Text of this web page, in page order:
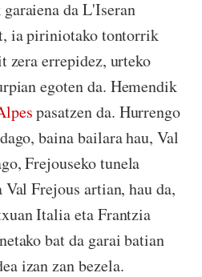
da L'Iseran
ia piriniotako tontorrik
zera errepidez, urteko
egoten da. Hemendik
pasatzen da. Hurrengo
baina bailara hau, Val
Frejouseko tunela
Frejous artian, hau da,
Italia eta Frantzia
bat da garai batian
izan zan bezela.